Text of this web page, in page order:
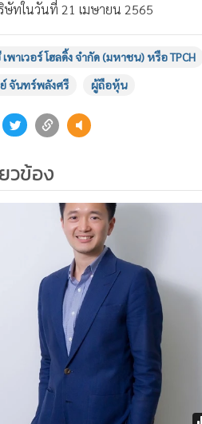
ทในวันที่ 21 เมษายน 2565
าเวอร์ โฮลดิ้ง จำกัด (มหาชน) หรือ TPCH
จันทร์พลังศรี
ผู้ถือหุ้น
วข้อง